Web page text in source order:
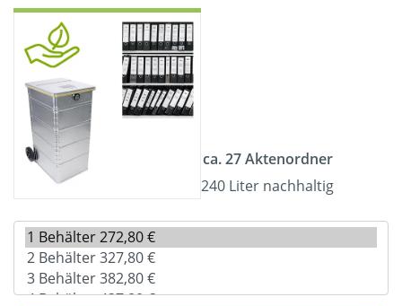
ca. 27 Aktenordner
240 Liter nachhaltig